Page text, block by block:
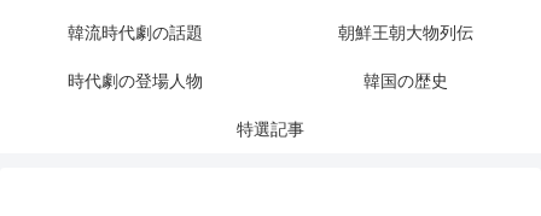
韓流時代劇の話題 朝鮮王朝大物列伝
時代劇の登場人物 韓国の歴史
特選記事